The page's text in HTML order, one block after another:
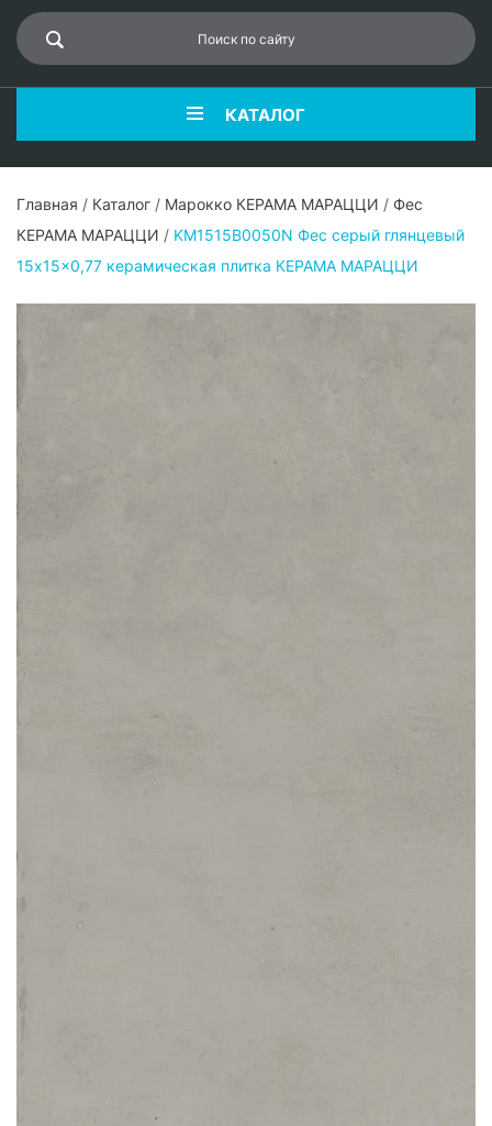
КАТАЛОГ
Главная / Каталог / Марокко КЕРАМА МАРАЦЦИ / Фес
КЕРАМА МАРАЦЦИ / KM1515B0050N Фес серый глянцевый
15x15x0,77 керамическая плитка КЕРАМА МАРАЦЦИ